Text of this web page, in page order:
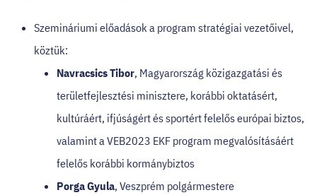
Szemináriumi előadások a program stratégiai vezetőivel,
köztük:
Navracsics Tibor, Magyarország közigazgatási és
területfejlesztési minisztere, korábbi oktatásért,
kultúráért, ifjúságért és sportért felelős európai biztos,
valamint a VEB2023 EKF program megvalósításáért
felelős korábbi kormánybiztos
Porga Gyula, Veszprém polgármestere